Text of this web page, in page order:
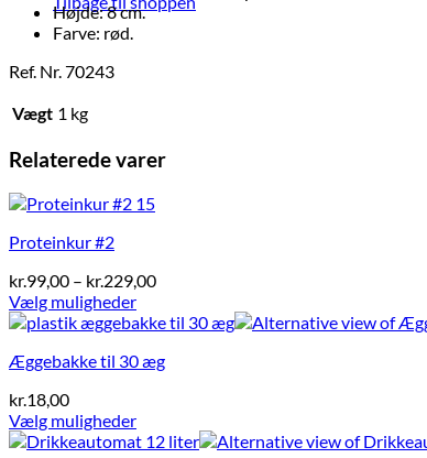
Højde: 8 cm.
Farve: rød.
Ref. Nr. 70243
Vægt 1 kg
Relaterede varer
Proteinkur #2
kr.99,00 – kr.229,00Prisinterval:
til
Vælg muligheder
Dette
har
varianter.
Mulighederne
kan
Æggebakke til 30 æg
kr.18,00
Vælg muligheder
Dette